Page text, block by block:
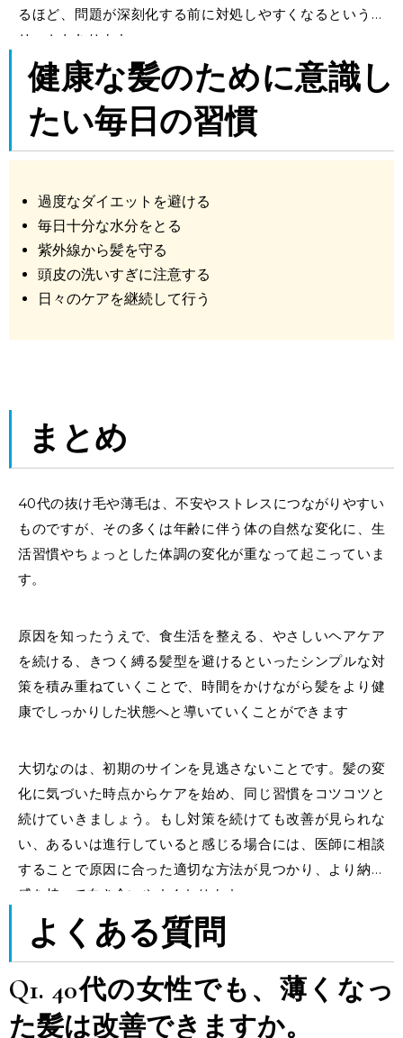
るほど、問題が深刻化する前に対処しやすくなるというメ
リットもあります。
健康な髪のために意識し
たい毎日の習慣
過度なダイエットを避ける
毎日十分な水分をとる
紫外線から髪を守る
頭皮の洗いすぎに注意する
日々のケアを継続して行う
まとめ
40代の抜け毛や薄毛は、不安やストレスにつながりやすい
ものですが、その多くは年齢に伴う体の自然な変化に、生
活習慣やちょっとした体調の変化が重なって起こっていま
す。
原因を知ったうえで、食生活を整える、やさしいヘアケア
を続ける、きつく縛る髪型を避けるといったシンプルな対
策を積み重ねていくことで、時間をかけながら髪をより健
康でしっかりした状態へと導いていくことができます
大切なのは、初期のサインを見逃さないことです。髪の変
化に気づいた時点からケアを始め、同じ習慣をコツコツと
続けていきましょう。もし対策を続けても改善が見られな
い、あるいは進行していると感じる場合には、医師に相談
することで原因に合った適切な方法が見つかり、より納得
感を持って向き合いやすくなります。
よくある質問
Q1. 40代の女性でも、薄くなっ
た髪は改善できますか。